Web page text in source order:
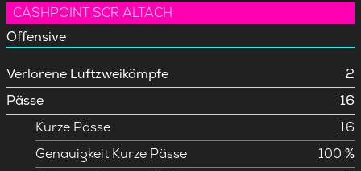
CASHPOINT SCR ALTACH
Offensive
Verlorene Luftzweikämpfe
2
Pässe
16
Kurze Pässe
16
Genauigkeit Kurze Pässe
100 %